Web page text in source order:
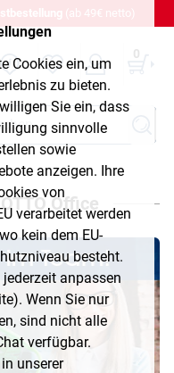
Cookies ein, um
zu bieten.
Sie ein, dass
sinnvolle
sowie
anzeigen. Ihre
von
verarbeitet werden
kein dem EU-
besteht.
anpassen
Wenn Sie nur
sind nicht alle
verfügbar.
unserer
(ab 49€ netto)
0
Office